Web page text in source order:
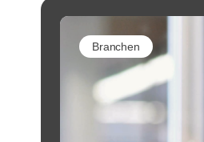
Branchen